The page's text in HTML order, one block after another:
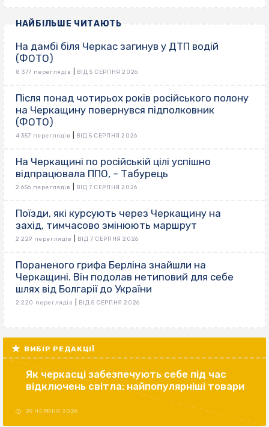
НАЙБІЛЬШЕ ЧИТАЮТЬ
На дамбі біля Черкас загинув у ДТП водій
(ФОТО)
8 377 переглядів ВІД 5 СЕРПНЯ 2026
Після понад чотирьох років російського полону
на Черкащину повернувся підполковник
(ФОТО)
4 357 переглядів ВІД 5 СЕРПНЯ 2026
На Черкащині по російській цілі успішно
відпрацювала ППО, – Табурець
2 656 переглядів ВІД 7 СЕРПНЯ 2026
Поїзди, які курсують через Черкащину на
захід, тимчасово змінюють маршрут
2 229 переглядів ВІД 7 СЕРПНЯ 2026
Пораненого грифа Берліна знайшли на
Черкащині. Він подолав нетиповий для себе
шлях від Болгарії до України
2 220 переглядів ВІД 5 СЕРПНЯ 2026
ВИБІР РЕДАКЦІЇ
Як черкасці забезпечують себе під час
відключень світла: найпопулярніші товари
29 ЧЕРВНЯ 2026